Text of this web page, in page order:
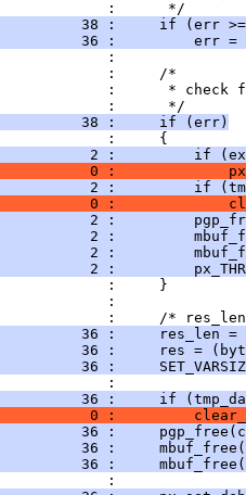
:      */
38 :     if (err
36 :         err =
:
:     /*
:      * check
:      */
38 :     if (err)
:     {
2 :         if
0 :
2 :         if
0 :
2 :
2 :
2 :
2 :
:     }
:
:     /*
36 :     res_len =
36 :     res =
36 :
:
36 :     if
0 :
36 :
36 :
36 :
: